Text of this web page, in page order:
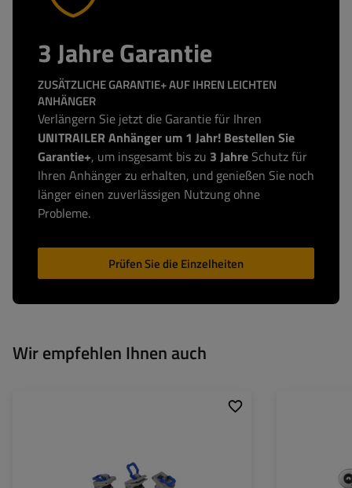
3 Jahre Garantie
ZUSÄTZLICHE GARANTIE+ AUF IHREN LEICHTEN
ANHÄNGER
Verlängern Sie jetzt die Garantie für Ihren
UNITRAILER Anhänger um 1 Jahr! Bestellen Sie
Garantie+, um insgesamt bis zu 3 Jahre Schutz für
Ihren Anhänger zu erhalten, und genießen Sie noch
länger einen zuverlässigen Nutzung ohne
Probleme.
Prüfen Sie die Einzelheiten
Wir empfehlen Ihnen auch